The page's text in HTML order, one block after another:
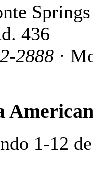
Springs
436
2888 ·
1-12